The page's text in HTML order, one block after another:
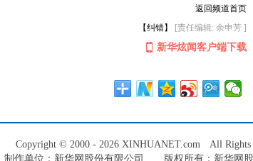
返回频道首页
【纠错】
[责任编辑: 余申芳 ]
新华炫闻客户端下载
Copyright © 2000 - 2026 XINHUANET.com All Rights
制作单位：新华网股份有限公司 版权所有：新华网股